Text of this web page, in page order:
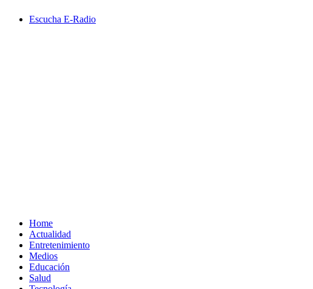
Escucha E-Radio
Home
Actualidad
Entretenimiento
Medios
Educación
Salud